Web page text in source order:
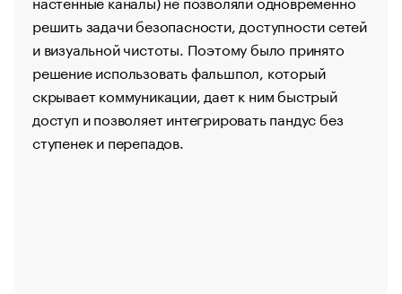
решить задачи безопасности, доступности сетей
и визуальной чистоты. Поэтому было принято
решение использовать фальшпол, который
скрывает коммуникации, дает к ним быстрый
доступ и позволяет интегрировать пандус без
ступенек и перепадов.